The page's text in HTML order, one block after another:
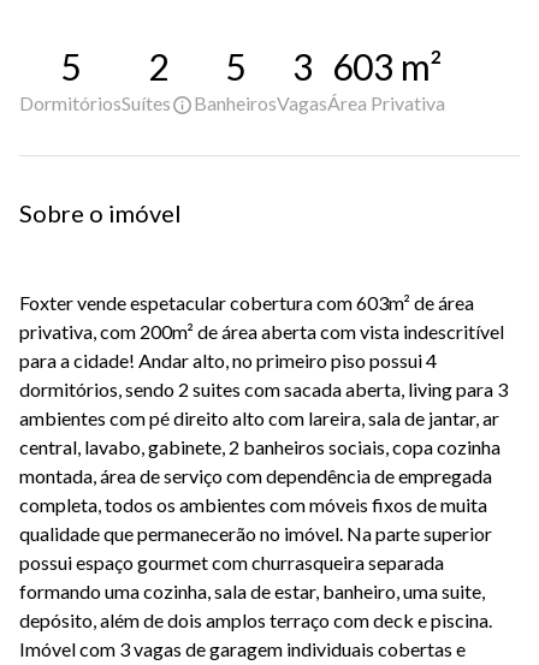
5
Dormitórios
2
Suítes
5
Banheiros
3
Vagas
603 m²
Área Privativa
Sobre o imóvel
Foxter vende espetacular cobertura com 603m² de área
privativa, com 200m² de área aberta com vista indescritível
para a cidade! Andar alto, no primeiro piso possui 4
dormitórios, sendo 2 suites com sacada aberta, living para 3
ambientes com pé direito alto com lareira, sala de jantar, ar
central, lavabo, gabinete, 2 banheiros sociais, copa cozinha
montada, área de serviço com dependência de empregada
completa, todos os ambientes com móveis fixos de muita
qualidade que permanecerão no imóvel. Na parte superior
possui espaço gourmet com churrasqueira separada
formando uma cozinha, sala de estar, banheiro, uma suite,
depósito, além de dois amplos terraço com deck e piscina.
Imóvel com 3 vagas de garagem individuais cobertas e